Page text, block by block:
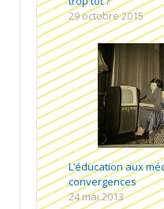
29 octobre 2015
L’éducation aux
convergences
24 mai 2013